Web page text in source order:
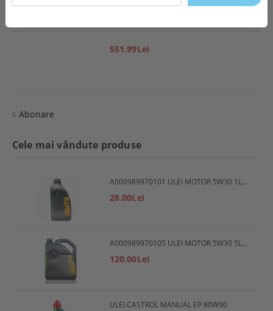
551.99Lei
Abonare
Cele mai vândute produse
A000989970101 ULEI MOTOR 5W30 1L MERCEDES
28.00Lei
A000989970105 ULEI MOTOR 5W30 5L MERCEDES
120.00Lei
ULEI CASTROL MANUAL EP 80W90